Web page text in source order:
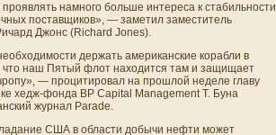
намного больше интереса к стабильности
поставщиков», — заметил заместитель
Джонс (Richard Jones).
держать американские корабли в
что наш Пятый флот находится там и защищает
— процитировал на прошлой неделе главу
хедж-фонда BP Capital Management Т. Буна
журнал Parade.
США в области добычи нефти может